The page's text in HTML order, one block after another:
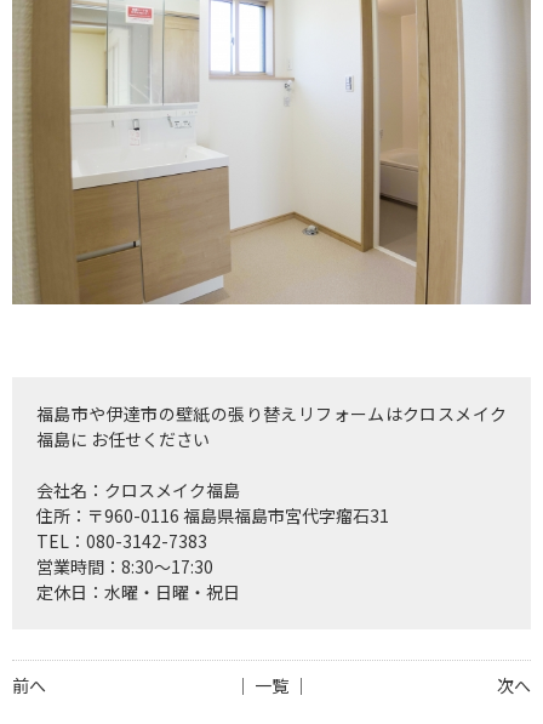
福島市や伊達市の壁紙の張り替えリフォームはクロスメイク
福島に お任せください
会社名：クロスメイク福島
住所：〒960-0116 福島県福島市宮代字瘤石31
TEL：080-3142-7383
営業時間：8:30〜17:30
定休日：水曜・日曜・祝日
前へ 次へ
│ 一覧 │